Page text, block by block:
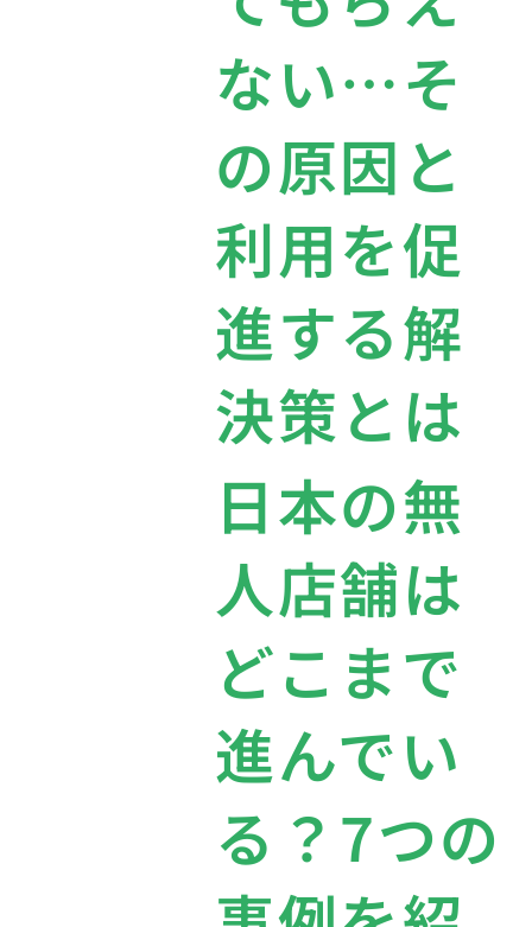
ない…そ
の原因と
利用を促
進する解
決策とは
日本の無
人店舗は
どこまで
進んでい
る？7つの